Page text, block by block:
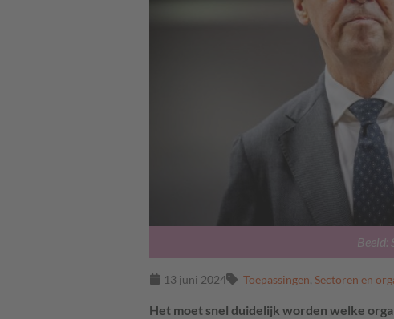
Beeld:
13 juni 2024 Toepassingen, Sectoren en
Het moet snel duidelijk worden welke